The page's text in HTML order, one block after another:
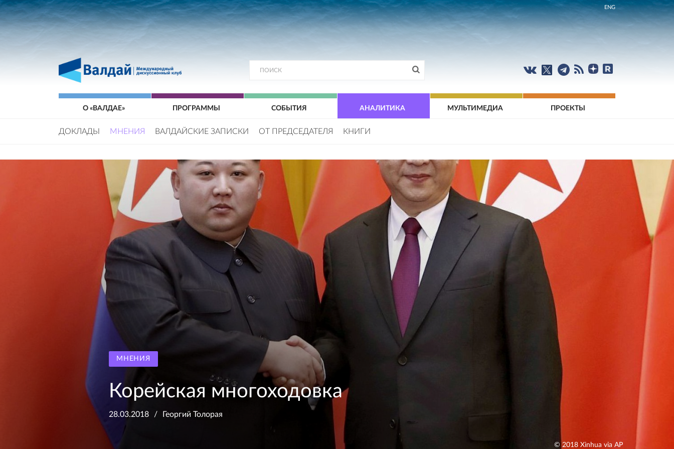
ENG
О «ВАЛДАЕ» ПРОГРАММЫ СОБЫТИЯ АНАЛИТИКА МУЛЬТИМЕДИА ПРОЕКТЫ
ДОКЛАДЫ МНЕНИЯ ВАЛДАЙСКИЕ ЗАПИСКИ ОТ ПРЕДСЕДАТЕЛЯ КНИГИ
МНЕНИЯ
Корейская многоходовка
28.03.2018 Георгий Толорая
© 2018 Xinhua via AP